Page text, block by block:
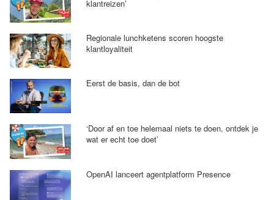
klantreizen’
Regionale lunchketens scoren hoogste
klantloyaliteit
Eerst de basis, dan de bot
‘Door af en toe helemaal niets te doen, ontdek je
wat er echt toe doet’
OpenAI lanceert agentplatform Presence